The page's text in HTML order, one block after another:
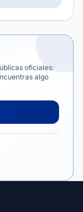
oficiales:
algo